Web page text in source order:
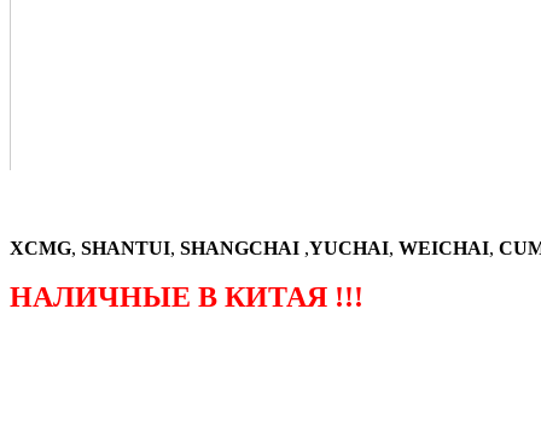
XCMG, SHANTUI, SHANGCHAI ,YUCHAI, WEICHAI,
НАЛИЧНЫЕ В КИТАЯ !!!